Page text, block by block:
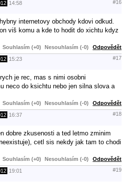
14:58 #16
internetovy obchody kdovi odkud.
viš komu a kde to hodit do xichtu kdyz
Souhlasím (+0) Nesouhlasím (-0) Odpovědět
15:23 #17
je rec, mas s nimi osobni
neco do ksichtu nebo jen silna slova a
Souhlasím (+0) Nesouhlasím (-0) Odpovědět
16:37 #18
dobre zkusenosti a ted letmo zminim
cetl sis nekdy jak tam to chodi
Souhlasím (+0) Nesouhlasím (-0) Odpovědět
19:01 #19